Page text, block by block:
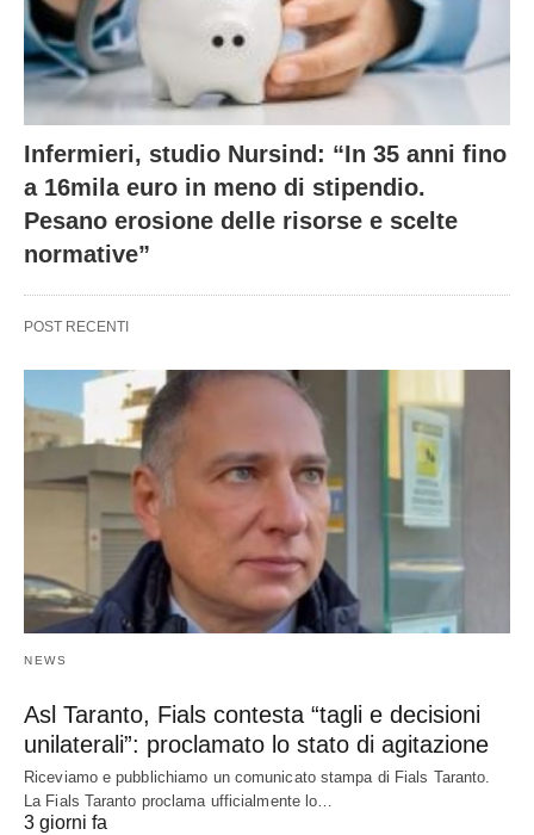
Infermieri, studio Nursind: “In 35 anni fino
a 16mila euro in meno di stipendio.
Pesano erosione delle risorse e scelte
normative”
POST RECENTI
NEWS
Asl Taranto, Fials contesta “tagli e decisioni
unilaterali”: proclamato lo stato di agitazione
Riceviamo e pubblichiamo un comunicato stampa di Fials Taranto.
La Fials Taranto proclama ufficialmente lo…
3 giorni fa